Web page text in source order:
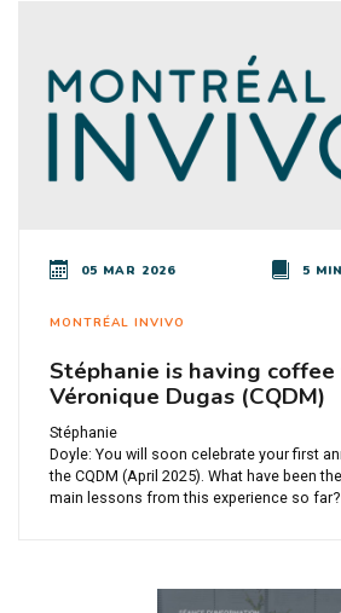
05 MAR 2026 5
MONTRÉAL INVIVO
Stéphanie is having
Véronique Dugas (CQDM)
Stéphanie
Doyle: You will soon celebrate your first
the CQDM (April 2025). What have been the
main lessons from this experience so far?